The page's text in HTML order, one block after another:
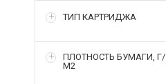
ТИП КАРТРИДЖА
ПЛОТНОСТЬ БУМАГИ, Г/
М2